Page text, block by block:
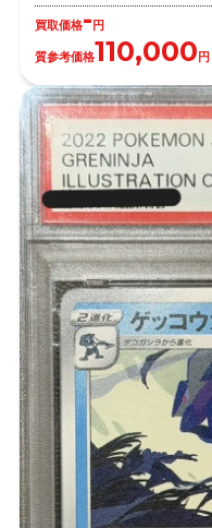
買取価格-円
質参考価格110,000円